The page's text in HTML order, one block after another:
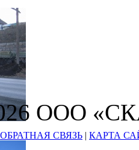
ООО
ОБРАТНАЯ СВЯЗЬ | КАРТА